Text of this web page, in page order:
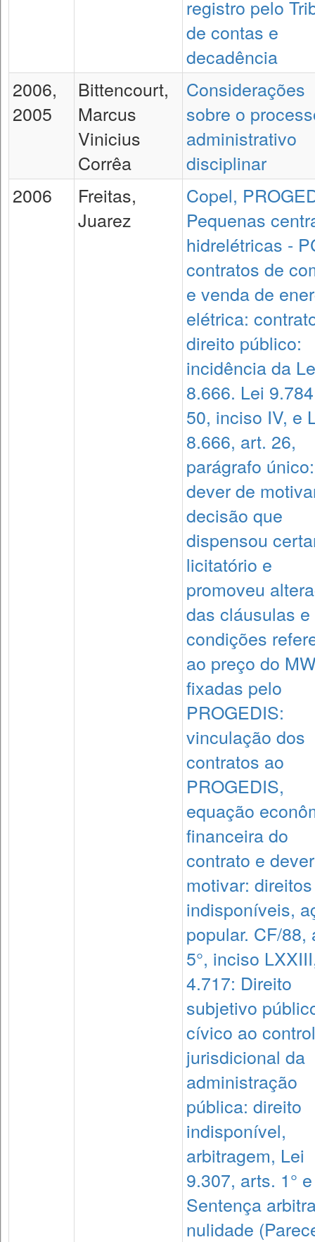
registro pelo
de contas e
decadência
2006,
2005
Bittencourt,
Marcus
Vinicius
Corrêa
Considerações
sobre o
administrativo
disciplinar
2006
Freitas,
Juarez
Copel,
Pequenas
hidrelétricas -
contratos de
e venda de
elétrica:
direito público:
incidência da
8.666. Lei
50, inciso IV, e
8.666, art. 26,
parágrafo único:
dever de
decisão que
dispensou
licitatório e
promoveu
das cláusulas e
condições
ao preço do
fixadas pelo
PROGEDIS:
vinculação dos
contratos ao
PROGEDIS,
equação
financeira do
contrato e
motivar: direitos
indisponíveis,
popular. CF/88,
5°, inciso
4.717: Direito
subjetivo
cívico ao
jurisdicional da
administração
pública: direito
indisponível,
arbitragem, Lei
9.307, arts. 1°
Sentença
nulidade